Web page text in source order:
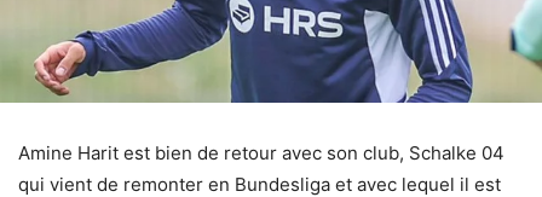
Amine Harit est bien de retour avec son club, Schalke 04
qui vient de remonter en Bundesliga et avec lequel il est